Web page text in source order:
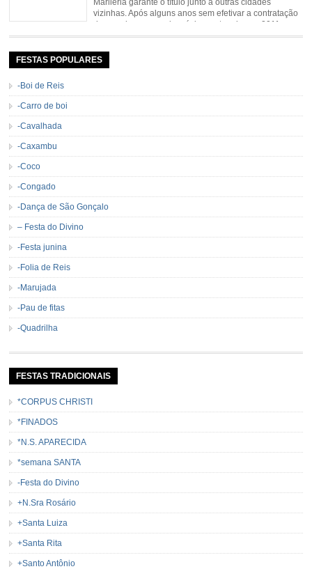
Marliéria garante o título junto a outras cidades
vizinhas. Após alguns anos sem efetivar a contratação
de grandes nomes da música sertaneja, em 2011 a
Cavalgada de Marliéria voltou, e não deixou dúvidas de que sua tradição
de […]
FESTAS POPULARES
-Boi de Reis
-Carro de boi
-Cavalhada
-Caxambu
-Coco
-Congado
-Dança de São Gonçalo
– Festa do Divino
-Festa junina
-Folia de Reis
-Marujada
-Pau de fitas
-Quadrilha
FESTAS TRADICIONAIS
*CORPUS CHRISTI
*FINADOS
*N.S. APARECIDA
*semana SANTA
-Festa do Divino
+N.Sra Rosário
+Santa Luiza
+Santa Rita
+Santo Antônio